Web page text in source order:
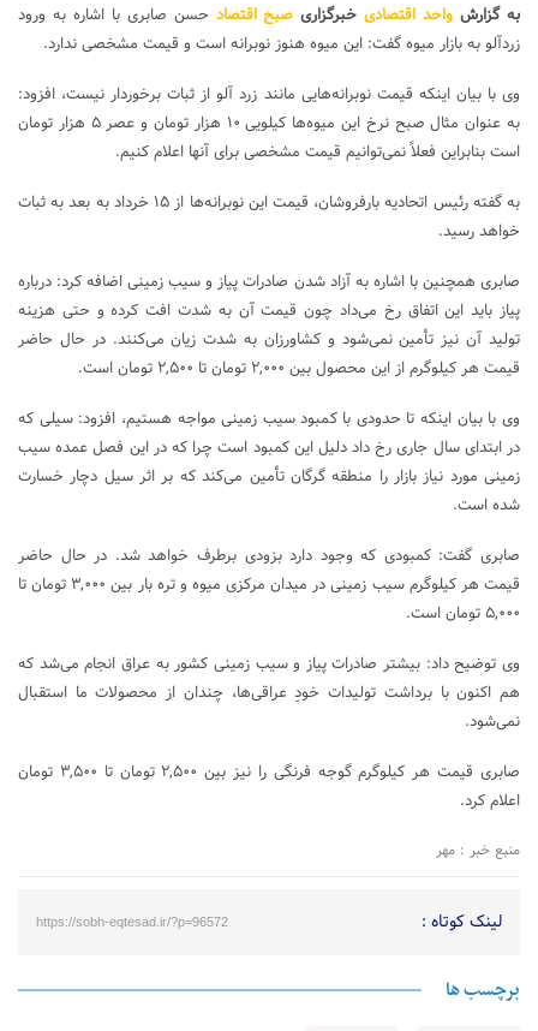
به گزارش واحد اقتصادی خبرگزاری صبح اقتصاد حسن صابری با اشاره به ورود
زردآلو به بازار میوه گفت: این میوه هنوز نوبرانه است و قیمت مشخصی ندارد.
وی با بیان اینکه قیمت نوبرانه‌هایی مانند زرد آلو از ثبات برخوردار نیست، افزود:
به عنوان مثال صبح نرخ این میوه‌ها کیلویی ۱۰ هزار تومان و عصر ۵ هزار تومان
است بنابراین فعلاً نمی‌توانیم قیمت مشخصی برای آنها اعلام کنیم.
به گفته رئیس اتحادیه بارفروشان، قیمت این نوبرانه‌ها از ۱۵ خرداد به بعد به ثبات
خواهد رسید.
صابری همچنین با اشاره به آزاد شدن صادرات پیاز و سیب زمینی اضافه کرد: درباره
پیاز باید این اتفاق رخ می‌داد چون قیمت آن به شدت افت کرده و حتی هزینه
تولید آن نیز تأمین نمی‌شود و کشاورزان به شدت زیان می‌کنند. در حال حاضر
قیمت هر کیلوگرم از این محصول بین ۲,۰۰۰ تومان تا ۲,۵۰۰ تومان است.
وی با بیان اینکه تا حدودی با کمبود سیب زمینی مواجه هستیم، افزود: سیلی که
در ابتدای سال جاری رخ داد دلیل این کمبود است چرا که در این فصل عمده سیب
زمینی مورد نیاز بازار را منطقه گرگان تأمین می‌کند که بر اثر سیل دچار خسارت
شده است.
صابری گفت: کمبودی که وجود دارد بزودی برطرف خواهد شد. در حال حاضر
قیمت هر کیلوگرم سیب زمینی در میدان مرکزی میوه و تره بار بین ۳,۰۰۰ تومان تا
۵,۰۰۰ تومان است.
وی توضیح داد: بیشتر صادرات پیاز و سیب زمینی کشور به عراق انجام می‌شد که
هم اکنون با برداشت تولیدات خودِ عراقی‌ها، چندان از محصولات ما استقبال
نمی‌شود.
صابری قیمت هر کیلوگرم گوجه فرنگی را نیز بین ۲,۵۰۰ تومان تا ۳,۵۰۰ تومان
اعلام کرد.
منبع خبر : مهر
لینک کوتاه : https://sobh-eqtesad.ir/?p=96572
برچسب ها